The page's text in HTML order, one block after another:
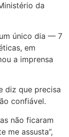
da
único dia — 7
em
a imprensa
diz que precisa
confiável.
não ficaram
me assusta”,